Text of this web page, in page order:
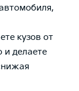
кузов от
делаете